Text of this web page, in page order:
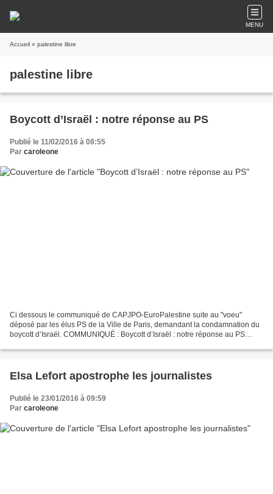
MENU
Accueil » palestine libre
palestine libre
Boycott d’Israël : notre réponse au PS
Publié le 11/02/2016 à 08:55
Par caroleone
Ci dessous le communiqué de CAPJPO-EuroPalestine suite au "voeu"
déposé par les élus PS de la Ville de Paris, demandant la condamnation du
boycott d’Israël. COMMUNIQUÉ : Boycott d’Israël : notre réponse au PS
Elsa Lefort apostrophe les journalistes
Publié le 23/01/2016 à 09:59
Par caroleone